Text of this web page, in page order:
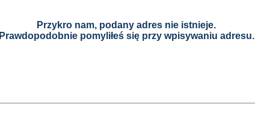
Przykro nam, podany adres nie istnieje.
Prawdopodobnie pomyliłeś się przy wpisywaniu adresu.